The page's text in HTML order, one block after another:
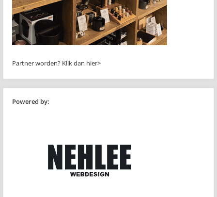
Partner worden? Klik dan hier>
Powered by: